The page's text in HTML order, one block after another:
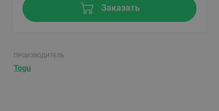
Заказать
ПРОИЗВОДИТЕЛЬ
Togu